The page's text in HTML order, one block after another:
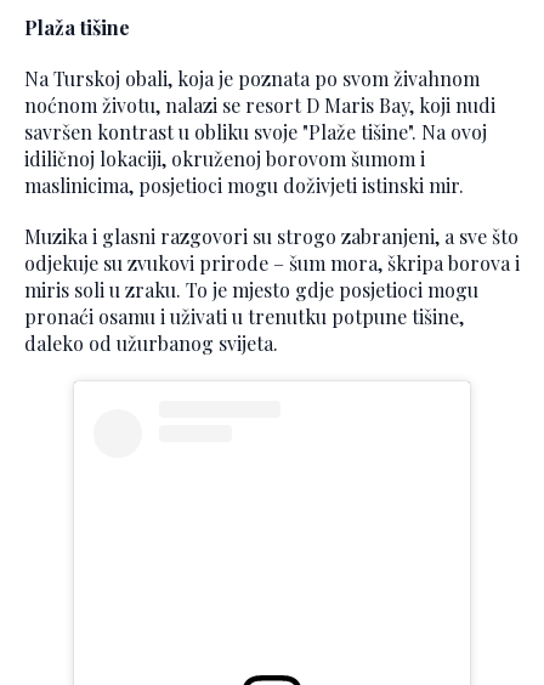
Plaža tišine
Na Turskoj obali, koja je poznata po svom živahnom
noćnom životu, nalazi se resort D Maris Bay, koji nudi
savršen kontrast u obliku svoje "Plaže tišine". Na ovoj
idiličnoj lokaciji, okruženoj borovom šumom i
maslinicima, posjetioci mogu doživjeti istinski mir.
Muzika i glasni razgovori su strogo zabranjeni, a sve što
odjekuje su zvukovi prirode – šum mora, škripa borova i
miris soli u zraku. To je mjesto gdje posjetioci mogu
pronaći osamu i uživati u trenutku potpune tišine,
daleko od užurbanog svijeta.